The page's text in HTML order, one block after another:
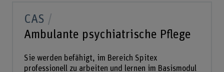
CAS
Ambulante psychiatrische Pflege
Sie werden befähigt, im Bereich Spitex
professionell zu arbeiten und lernen im Basismodul